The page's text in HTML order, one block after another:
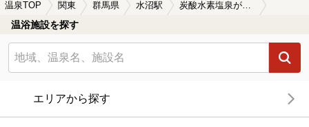
温泉TOP 関東 群馬県 水沼駅 炭酸水素塩泉が楽しめる水沼駅近くの温泉、日帰り温泉、スーパー銭湯おすすめ
温浴施設を探す
エリアから探す